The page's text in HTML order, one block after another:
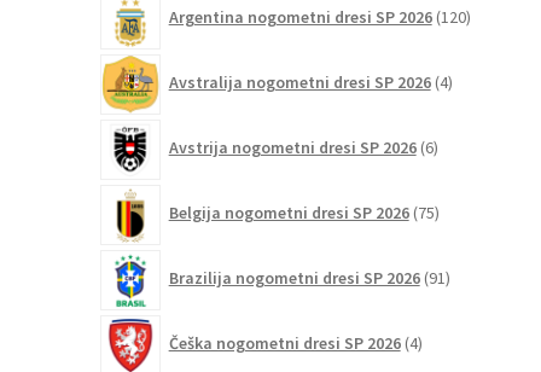
Argentina nogometni dresi SP 2026 120izdelkov
Avstralija nogometni dresi SP 2026 4izdelki
Avstrija nogometni dresi SP 2026 6izdelkov
Belgija nogometni dresi SP 2026 75izdelkov
Brazilija nogometni dresi SP 2026 91izdelkov
Češka nogometni dresi SP 2026 4izdelki